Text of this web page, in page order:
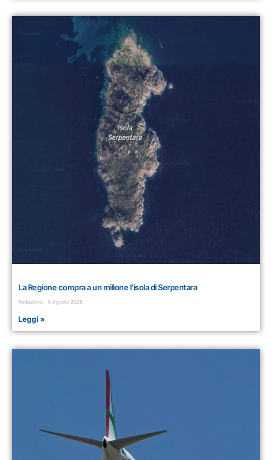
La Regione compra a un milione l’isola di Serpentara
Redazione 6 Agosto 2026
Leggi »